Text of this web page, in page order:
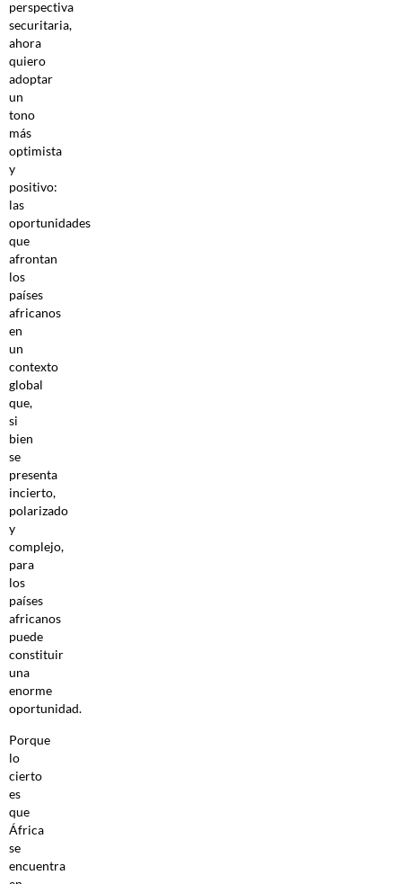
perspectiva
securitaria,
ahora
quiero
adoptar
un
tono
más
optimista
y
positivo:
las
oportunidades
que
afrontan
los
países
africanos
en
un
contexto
global
que,
si
bien
se
presenta
incierto,
polarizado
y
complejo,
para
los
países
africanos
puede
constituir
una
enorme
oportunidad.
Porque
lo
cierto
es
que
África
se
encuentra